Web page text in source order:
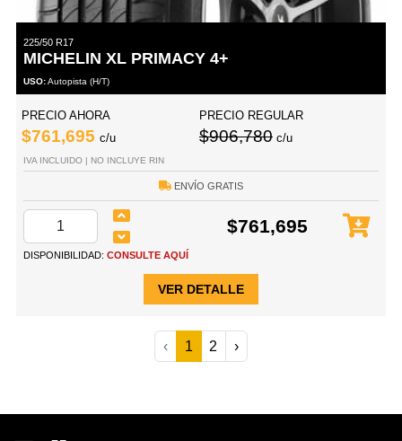
225/50 R17
MICHELIN XL PRIMACY 4+
USO:Autopista (H/T)
PRECIO AHORA
$761,695 c/u
PRECIO REGULAR
$906,780 c/u
IVA INCLUIDO | NO INCLUYE RIN
ENVÍO GRATIS
$761,695
DISPONIBILIDAD: CONSULTE AQUÍ
VER DETALLE
‹ 1 2 ›